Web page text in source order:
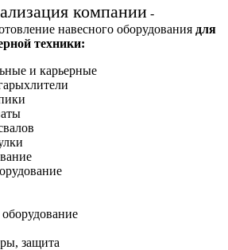
компании -
навесного оборудования для
техники:
и карьерные
защита